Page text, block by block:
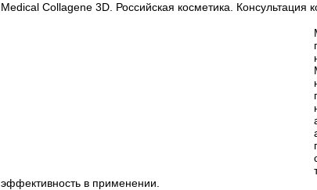
Medical Collagene 3D. Российская косметика. Консультация
эффективность в применении.